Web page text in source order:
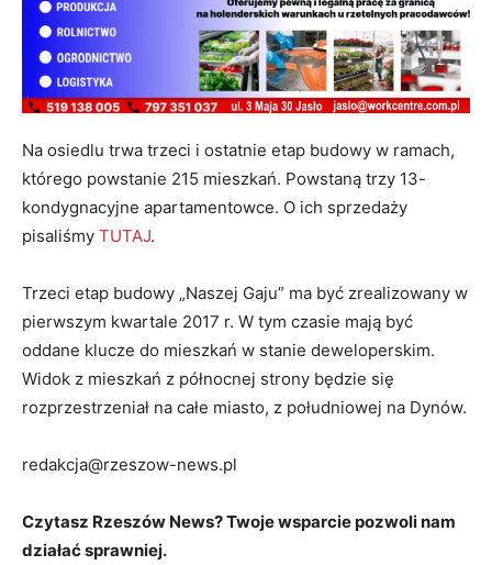
Na osiedlu trwa trzeci i ostatnie etap budowy w ramach,
którego powstanie 215 mieszkań. Powstaną trzy 13-
kondygnacyjne apartamentowce. O ich sprzedaży
pisaliśmy TUTAJ.
Trzeci etap budowy „Naszej Gaju” ma być zrealizowany w
pierwszym kwartale 2017 r. W tym czasie mają być
oddane klucze do mieszkań w stanie deweloperskim.
Widok z mieszkań z północnej strony będzie się
rozprzestrzeniał na całe miasto, z południowej na Dynów.
redakcja@rzeszow-news.pl
Czytasz Rzeszów News? Twoje wsparcie pozwoli nam
działać sprawniej.